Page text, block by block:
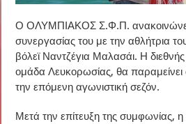
Ο ΟΛΥΜΠΙΑΚΟΣ Σ.Φ.Π.
συνεργασίας του με την αθλήτρια
βόλεϊ Ναντζέγια Μαλασάι. Η
ομάδα Λευκορωσίας, θα παραμείνει
την επόμενη αγωνιστική σεζόν.
Μετά την επίτευξη της συμφωνίας, η